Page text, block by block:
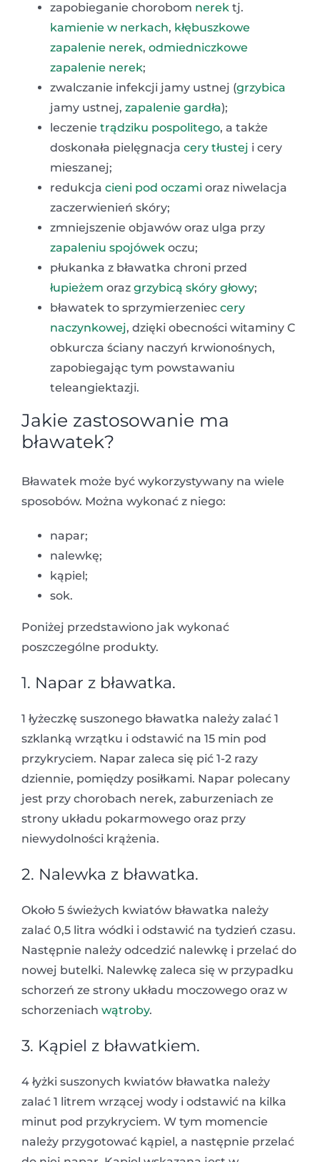
zapobieganie chorobom nerek tj.
kamienie w nerkach, kłębuszkowe
zapalenie nerek, odmiedniczkowe
zapalenie nerek;
zwalczanie infekcji jamy ustnej (grzybica
jamy ustnej, zapalenie gardła);
leczenie trądziku pospolitego, a także
doskonała pielęgnacja cery tłustej i cery
mieszanej;
redukcja cieni pod oczami oraz niwelacja
zaczerwienień skóry;
zmniejszenie objawów oraz ulga przy
zapaleniu spojówek oczu;
płukanka z bławatka chroni przed
łupieżem oraz grzybicą skóry głowy;
bławatek to sprzymierzeniec cery
naczynkowej, dzięki obecności witaminy C
obkurcza ściany naczyń krwionośnych,
zapobiegając tym powstawaniu
teleangiektazji.
Jakie zastosowanie ma
bławatek?
Bławatek może być wykorzystywany na wiele
sposobów. Można wykonać z niego:
napar;
nalewkę;
kąpiel;
sok.
Poniżej przedstawiono jak wykonać
poszczególne produkty.
1. Napar z bławatka.
1 łyżeczkę suszonego bławatka należy zalać 1
szklanką wrzątku i odstawić na 15 min pod
przykryciem. Napar zaleca się pić 1-2 razy
dziennie, pomiędzy posiłkami. Napar polecany
jest przy chorobach nerek, zaburzeniach ze
strony układu pokarmowego oraz przy
niewydolności krążenia.
2. Nalewka z bławatka.
Około 5 świeżych kwiatów bławatka należy
zalać 0,5 litra wódki i odstawić na tydzień czasu.
Następnie należy odcedzić nalewkę i przelać do
nowej butelki. Nalewkę zaleca się w przypadku
schorzeń ze strony układu moczowego oraz w
schorzeniach wątroby.
3. Kąpiel z bławatkiem.
4 łyżki suszonych kwiatów bławatka należy
zalać 1 litrem wrzącej wody i odstawić na kilka
minut pod przykryciem. W tym momencie
należy przygotować kąpiel, a następnie przelać